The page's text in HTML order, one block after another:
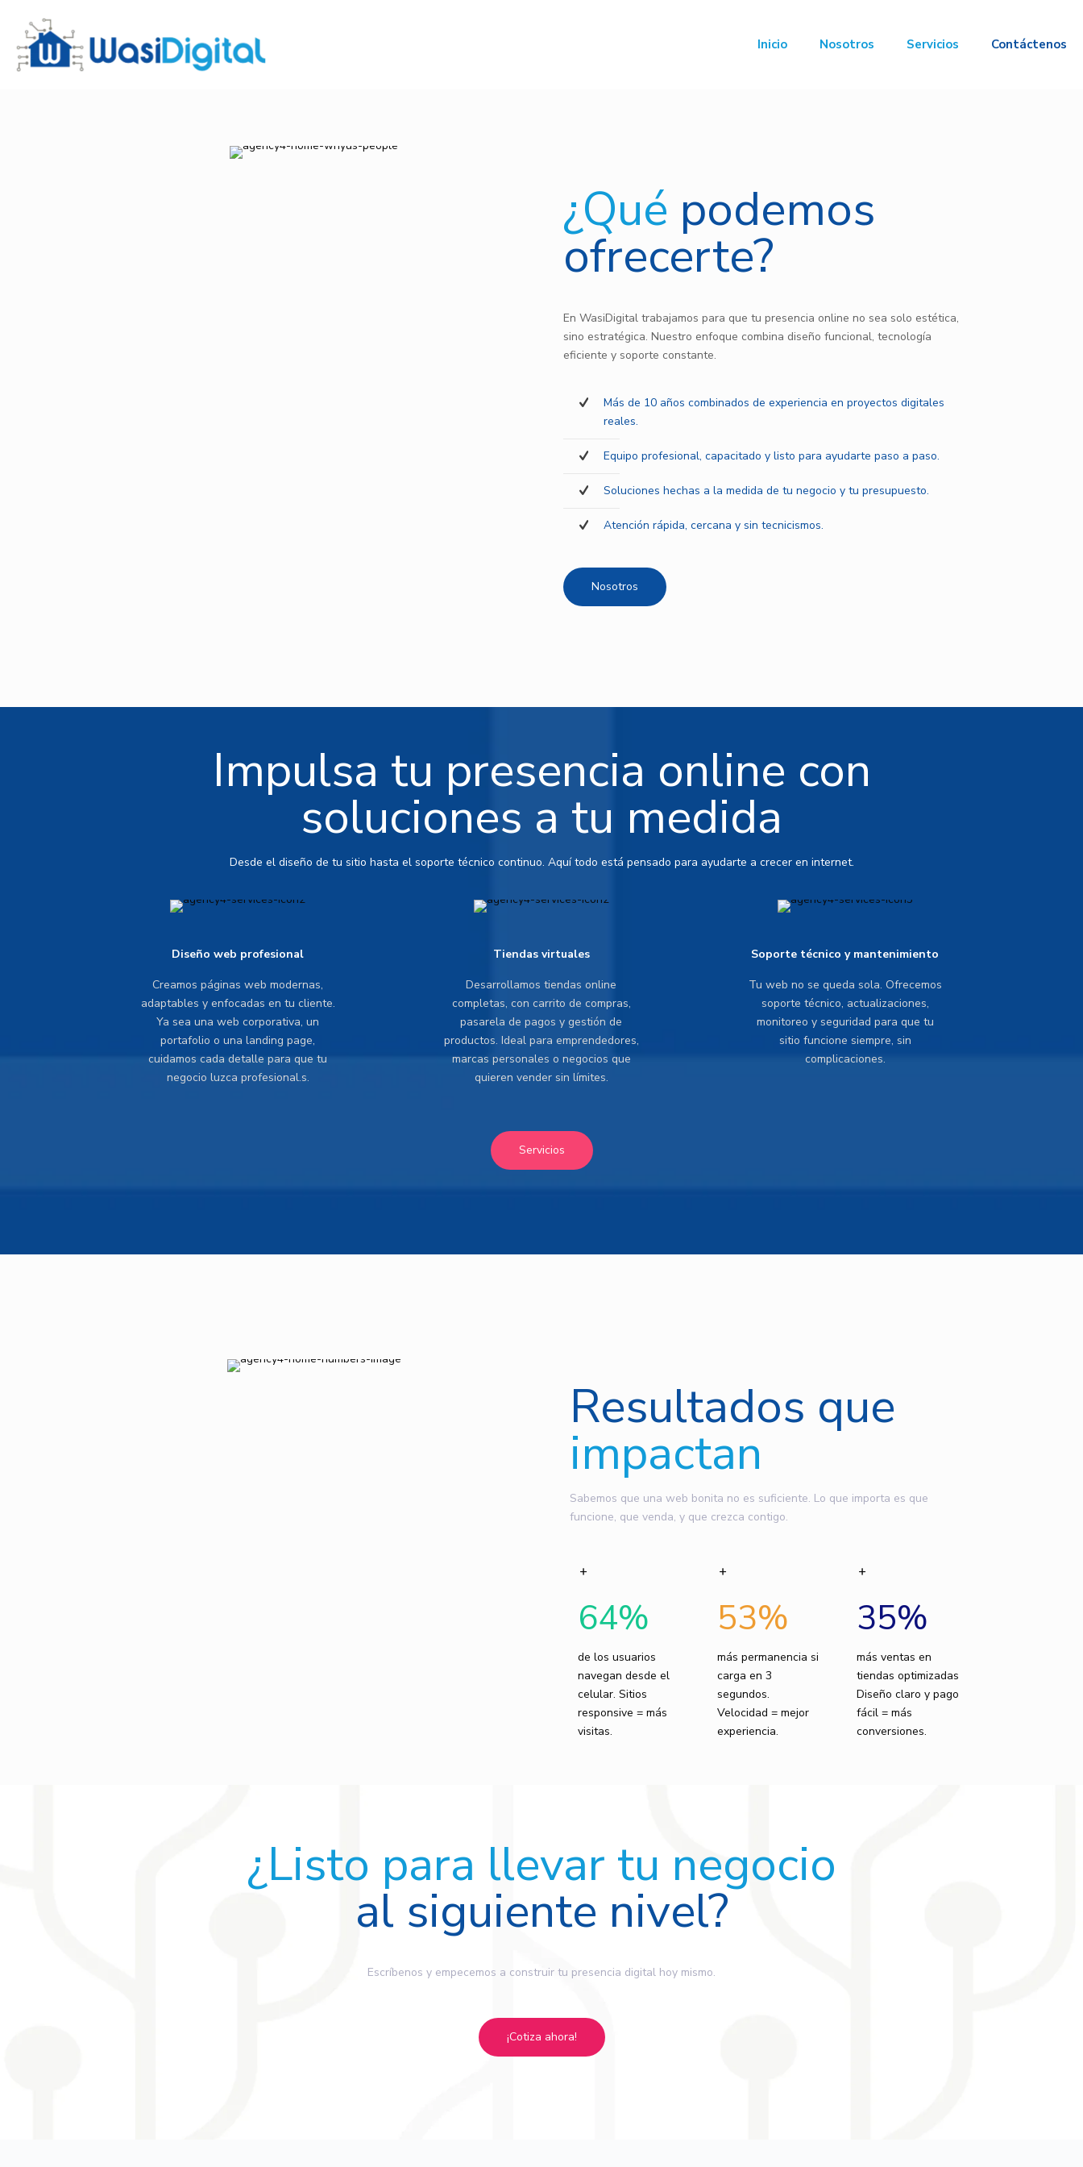
Inicio Nosotros Servicios Contáctenos
¿Qué podemos
ofrecerte?
En WasiDigital trabajamos para que tu presencia online no sea solo estética,
sino estratégica. Nuestro enfoque combina diseño funcional, tecnología
eficiente y soporte constante.
Más de 10 años combinados de experiencia en proyectos digitales
reales.
Equipo profesional, capacitado y listo para ayudarte paso a paso.
Soluciones hechas a la medida de tu negocio y tu presupuesto.
Atención rápida, cercana y sin tecnicismos.
Nosotros
Impulsa tu presencia online con
soluciones a tu medida
Desde el diseño de tu sitio hasta el soporte técnico continuo. Aquí todo está pensado para ayudarte a crecer en internet.
Diseño web profesional
Creamos páginas web modernas,
adaptables y enfocadas en tu cliente.
Ya sea una web corporativa, un
portafolio o una landing page,
cuidamos cada detalle para que tu
negocio luzca profesional.s.
Tiendas virtuales
Desarrollamos tiendas online
completas, con carrito de compras,
pasarela de pagos y gestión de
productos. Ideal para emprendedores,
marcas personales o negocios que
quieren vender sin límites.
Soporte técnico y mantenimiento
Tu web no se queda sola. Ofrecemos
soporte técnico, actualizaciones,
monitoreo y seguridad para que tu
sitio funcione siempre, sin
complicaciones.
Servicios
Resultados que
impactan
Sabemos que una web bonita no es suficiente. Lo que importa es que
funcione, que venda, y que crezca contigo.
64%
de los usuarios
navegan desde el
celular. Sitios
responsive = más
visitas.
53%
más permanencia si
carga en 3
segundos.
Velocidad = mejor
experiencia.
35%
más ventas en
tiendas optimizadas
Diseño claro y pago
fácil = más
conversiones.
¿Listo para llevar tu negocio
al siguiente nivel?
Escríbenos y empecemos a construir tu presencia digital hoy mismo.
¡Cotiza ahora!